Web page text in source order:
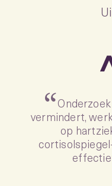
“
vermindert,
op